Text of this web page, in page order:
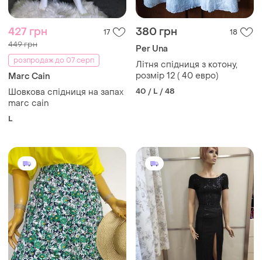
427 грн 17
449 грн
розпродаж до 07 серп
Marc Cain
Шовкова спідниця на запах
marc cain
L
380 грн 18
Per Una
Літня спідниця з котону,
розмір 12 ( 40 евро)
40 / L / 48